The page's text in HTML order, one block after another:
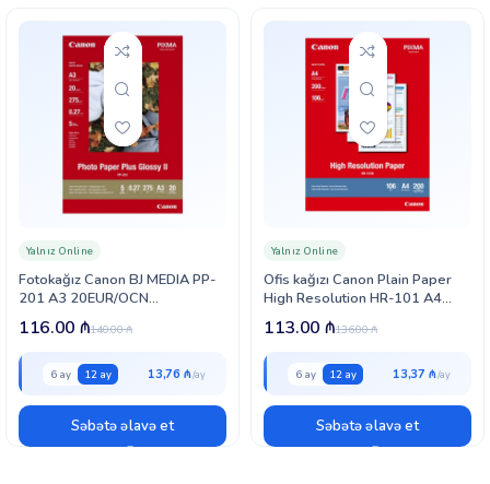
Fotokağız Canon BJ MEDIA PP-
201 A3 20EUR/OCN
(2311B020)
Yalnız Online
140.00₼
116.00 ₼
6 ay 12 ay 13,76 ₼
Səbətə əlavə et
Ofis kağızı Canon Plain Paper
High Resolution HR-101 A4
(1033A001)
Yalnız Online
136.00₼
113.00 ₼
6 ay 12 ay 13,37 ₼
Səbətə əlavə et